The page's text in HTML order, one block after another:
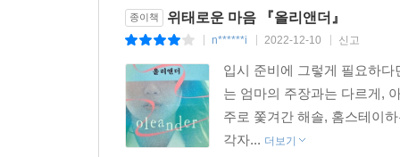
종이책 위태로운 마음 『올리앤더』
n******i 2022-12-10 신고
입시 준비에 그렇게 필요하다
는 엄마의 주장과는 다르게,
주로 쫓겨간 해솔, 홈스테이
각자... 더보기